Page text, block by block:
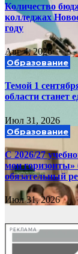
Количество
колледжах
году
Авг 4, 2026
Образование
Темой 1
области станет
Июл 31, 2026
Образование
С 2026/27
мои горизонты»
обязательный
Июл 31, 2026
РЕКЛАМА